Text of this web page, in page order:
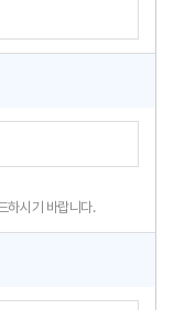
하시기 바랍니다.